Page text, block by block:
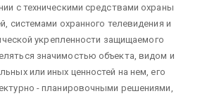
с техническими средствами охраны
системами охранного телевидения и
укрепленности защищаемого
значимостью объекта, видом и
или иных ценностей на нем, его
- планировочными решениями,